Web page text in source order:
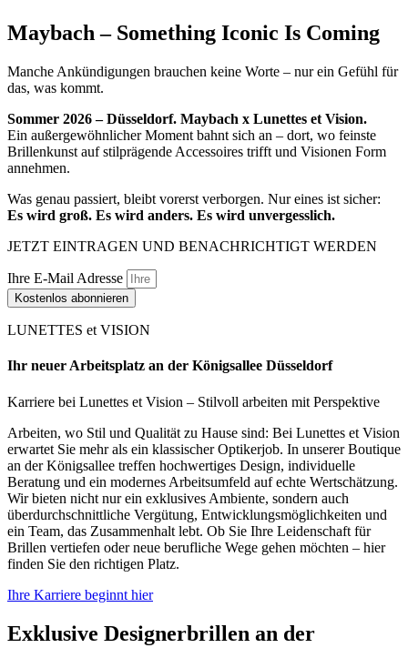
Maybach – Something Iconic Is Coming
Manche Ankündigungen brauchen keine Worte – nur ein Gefühl für
das, was kommt.
Sommer 2026 – Düsseldorf. Maybach x Lunettes et Vision.
Ein außergewöhnlicher Moment bahnt sich an – dort, wo feinste
Brillenkunst auf stilprägende Accessoires trifft und Visionen Form
annehmen.
Was genau passiert, bleibt vorerst verborgen. Nur eines ist sicher:
Es wird groß. Es wird anders. Es wird unvergesslich.
JETZT EINTRAGEN UND BENACHRICHTIGT WERDEN
Ihre E-Mail Adresse
Kostenlos abonnieren
LUNETTES et VISION
Ihr neuer Arbeitsplatz an der Königsallee Düsseldorf
Karriere bei Lunettes et Vision – Stilvoll arbeiten mit Perspektive
Arbeiten, wo Stil und Qualität zu Hause sind: Bei Lunettes et Vision
erwartet Sie mehr als ein klassischer Optikerjob. In unserer Boutique
an der Königsallee treffen hochwertiges Design, individuelle
Beratung und ein modernes Arbeitsumfeld auf echte Wertschätzung.
Wir bieten nicht nur ein exklusives Ambiente, sondern auch
überdurchschnittliche Vergütung, Entwicklungsmöglichkeiten und
ein Team, das Zusammenhalt lebt. Ob Sie Ihre Leidenschaft für
Brillen vertiefen oder neue berufliche Wege gehen möchten – hier
finden Sie den richtigen Platz.
Ihre Karriere beginnt hier
Exklusive Designerbrillen an der